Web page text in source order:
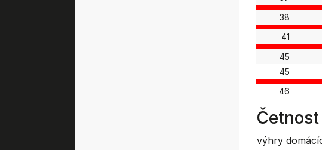
38
41
45
45
46
výhry